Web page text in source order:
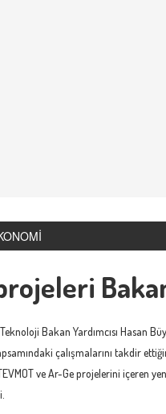
Bakan Yardımcısı Hasan
çalışmalarını takdir
ve Ar-Ge projelerini içeren